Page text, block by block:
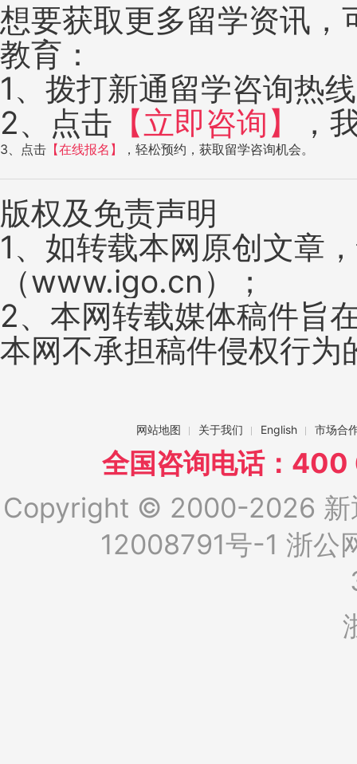
想要获取更多留学资讯
教育：
1、拨打新通留学咨询热
2、点击 【立即咨询】 ，
3、点击 【在线报名】 ，轻松预约，获取留学咨询机会。
版权及免责声明
1、如转载本网原创文章
（www.igo.cn）；
2、本网转载媒体稿件旨
本网不承担稿件侵权行为
网站地图 关于我们 English 市场合
全国咨询电话：
Copyright © 2000-2026 新
12008791号-1 浙公